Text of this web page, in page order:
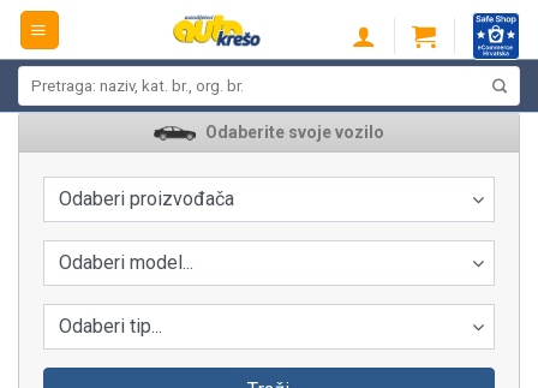
Skip
content
Odaberite svoje vozilo
Odaberi proizvođača
Odaberi model...
Odaberi tip...